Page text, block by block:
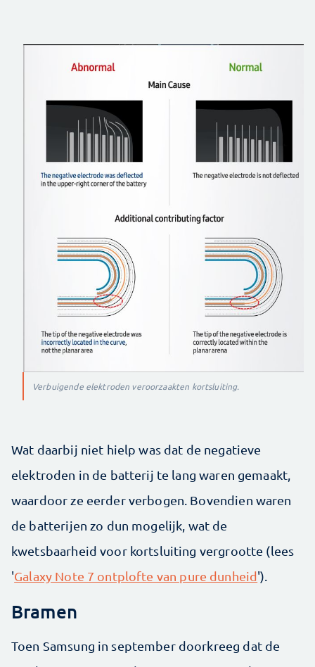
Verbuigende elektroden veroorzaakten kortsluiting.
Wat daarbij niet hielp was dat de negatieve
elektroden in de batterij te lang waren gemaakt,
waardoor ze eerder verbogen. Bovendien waren
de batterijen zo dun mogelijk, wat de
kwetsbaarheid voor kortsluiting vergrootte (lees
'Galaxy Note 7 ontplofte van pure dunheid').
Bramen
Toen Samsung in september doorkreeg dat de